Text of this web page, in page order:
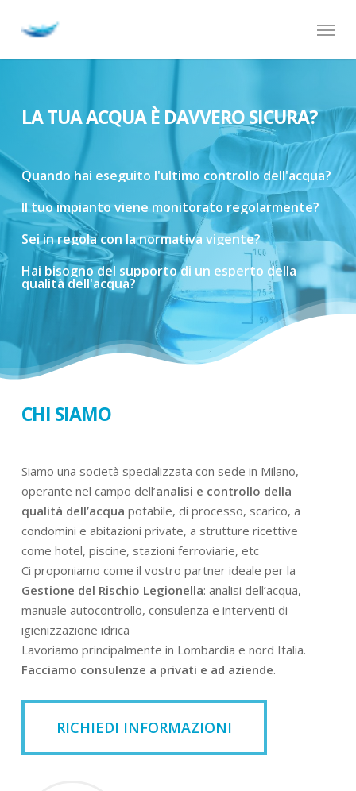
Menu
LA TUA ACQUA È DAVVERO SICURA?
Quando hai eseguito l'ultimo controllo dell'acqua?
Il tuoimpianto viene monitorato regolarmente?
Seiinregola con lanormativa vigente?
Hai bisognodel supportodi un esperto della
qualitàdell'acqua?
CHI SIAMO
Siamo una società specializzata con sede in Milano,
operante nel campo dell’analisi e controllo della
qualità dell’acqua potabile, di processo, scarico, a
condomini e abitazioni private, a strutture ricettive
come hotel, piscine, stazioni ferroviarie, etc
Ci proponiamo come il vostro partner ideale per la
Gestione del Rischio Legionella: analisi dell’acqua,
manuale autocontrollo, consulenza e interventi di
igienizzazione idrica
Lavoriamo principalmente in Lombardia e nord Italia.
Facciamo consulenze a privati e ad aziende.
RICHIEDI INFORMAZIONI